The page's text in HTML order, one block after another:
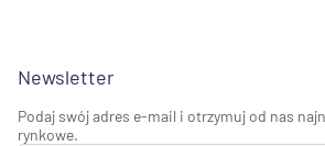
Newsletter
Podaj swój adres e-mail i otrzymuj od nas
rynkowe.